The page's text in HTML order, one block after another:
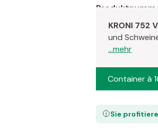
KRONI 752
und
...mehr
Sie
Container à